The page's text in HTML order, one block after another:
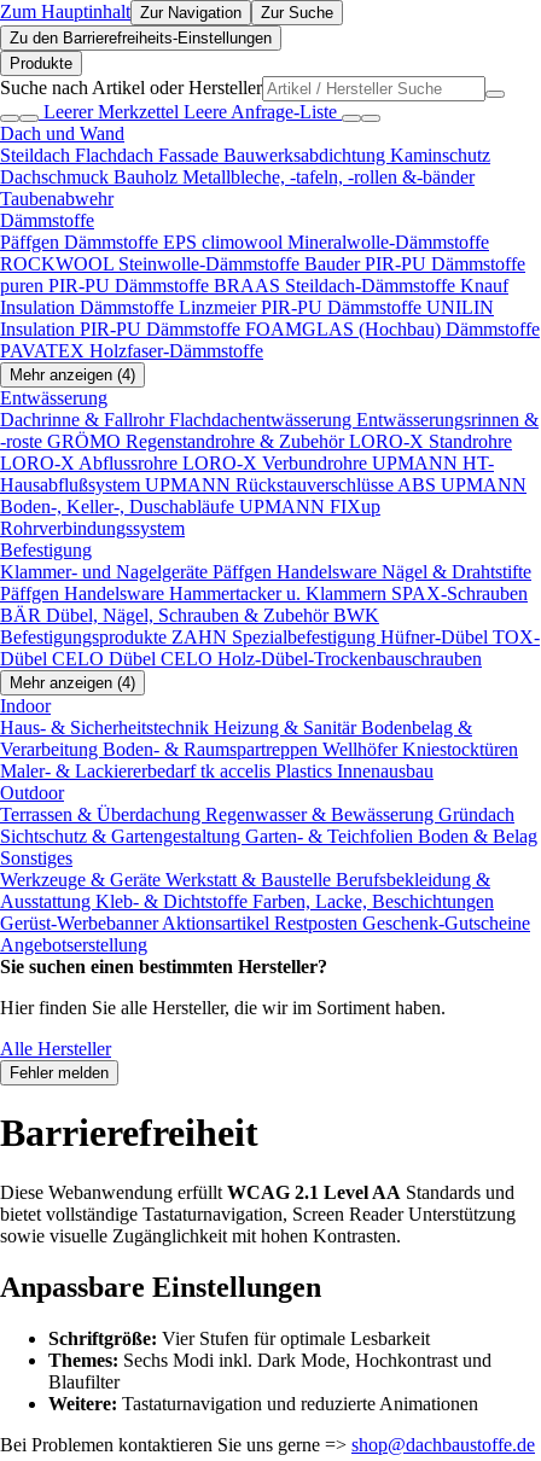
Zum Hauptinhalt Zur Navigation
Zur Suche
Zu den Barrierefreiheits-Einstellungen
Produkte
Suche nach Artikel oder Hersteller
Leerer Merkzettel Leere Anfrage-Liste
Dach und Wand
Steildach Flachdach Fassade Bauwerksabdichtung Kaminschutz
Dachschmuck Bauholz Metallbleche, -tafeln, -rollen &-bänder
Taubenabwehr
Dämmstoffe
Päffgen Dämmstoffe EPS climowool Mineralwolle-Dämmstoffe
ROCKWOOL Steinwolle-Dämmstoffe Bauder PIR-PU Dämmstoffe
puren PIR-PU Dämmstoffe BRAAS Steildach-Dämmstoffe Knauf
Insulation Dämmstoffe Linzmeier PIR-PU Dämmstoffe UNILIN
Insulation PIR-PU Dämmstoffe FOAMGLAS (Hochbau) Dämmstoffe
PAVATEX Holzfaser-Dämmstoffe
Mehr anzeigen (4)
Entwässerung
Dachrinne & FallrohrFlachdachentwässerung Entwässerungsrinnen &
-roste GRÖMO Regenstandrohre & ZubehörLORO-X Standrohre
LORO-X Abflussrohre LORO-X Verbundrohre UPMANN HT-
Hausabflußsystem UPMANN Rückstauverschlüsse ABS UPMANN
Boden-, Keller-, Duschabläufe UPMANN FIXup
Rohrverbindungssystem
Befestigung
Klammer- und Nagelgeräte Päffgen Handelsware Nägel & Drahtstifte
Päffgen Handelsware Hammertacker u. Klammern SPAX-Schrauben
BÄR Dübel, Nägel, Schrauben & ZubehörBWK
Befestigungsprodukte ZAHN Spezialbefestigung Hüfner-Dübel TOX-
Dübel CELO Dübel CELO Holz-Dübel-Trockenbauschrauben
Mehr anzeigen (4)
Indoor
Haus- & Sicherheitstechnik Heizung & SanitärBodenbelag &
Verarbeitung Boden- & Raumspartreppen Wellhöfer Kniestocktüren
Maler- & Lackiererbedarftk accelis Plastics Innenausbau
Outdoor
Terrassen & Überdachung Regenwasser & Bewässerung Gründach
Sichtschutz & Gartengestaltung Garten- & Teichfolien Boden & Belag
Sonstiges
Werkzeuge & Geräte Werkstatt & Baustelle Berufsbekleidung &
Ausstattung Kleb- & Dichtstoffe Farben, Lacke, Beschichtungen
Gerüst-WerbebannerAktionsartikel Restposten Geschenk-Gutscheine
Angebotserstellung
Sie suchen einen bestimmten Hersteller?
Hier finden Sie alle Hersteller, die wir im Sortiment haben.
Alle Hersteller
Fehler melden
Barrierefreiheit
Diese Webanwendung erfüllt WCAG 2.1 Level AA Standards und
bietet vollständige Tastaturnavigation, Screen Reader Unterstützung
sowie visuelle Zugänglichkeit mit hohen Kontrasten.
Anpassbare Einstellungen
Schriftgröße: Vier Stufen für optimale Lesbarkeit
Themes: Sechs Modi inkl. Dark Mode, Hochkontrast und
Blaufilter
Weitere: Tastaturnavigation und reduzierte Animationen
Bei Problemen kontaktieren Sie uns gerne => shop@dachbaustoffe.de